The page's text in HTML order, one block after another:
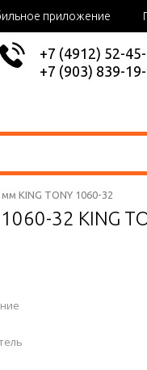
приложение
+7 (4912) 52-
+7 (903) 839-
KING TONY 1060-32
32 KING